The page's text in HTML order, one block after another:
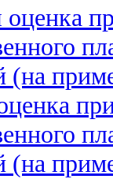
(на